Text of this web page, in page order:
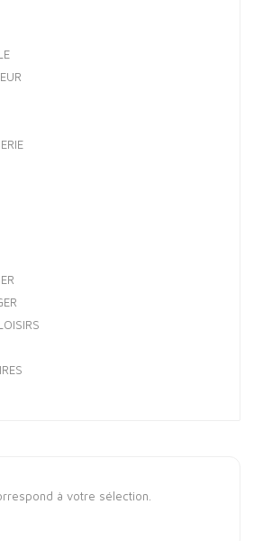
à votre sélection.